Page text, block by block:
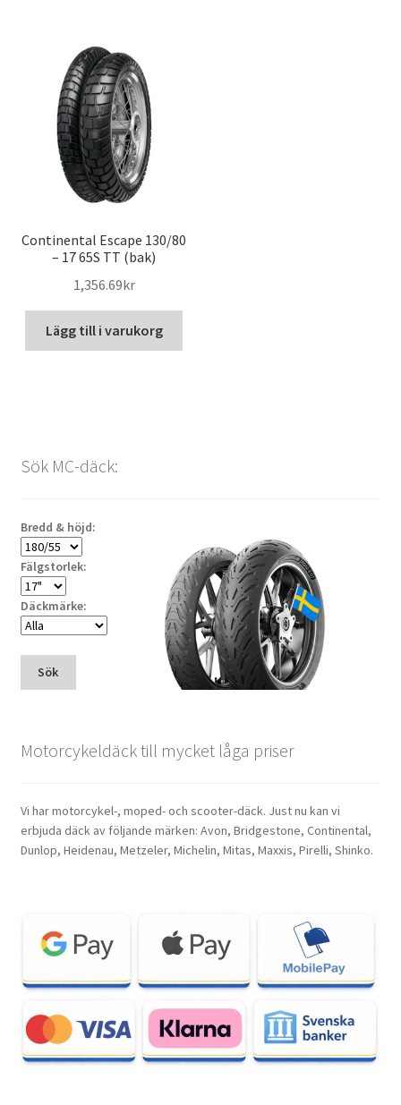
Continental Escape 130/80
– 17 65S TT (bak)
1,356.69kr
Lägg till i varukorg
Sök MC-däck:
Bredd & höjd:
Fälgstorlek:
Däckmärke:
Sök
Motorcykeldäck till mycket låga priser
Vi har motorcykel-, moped- och scooter-däck. Just nu kan vi
erbjuda däck av följande märken: Avon, Bridgestone, Continental,
Dunlop, Heidenau, Metzeler, Michelin, Mitas, Maxxis, Pirelli, Shinko.